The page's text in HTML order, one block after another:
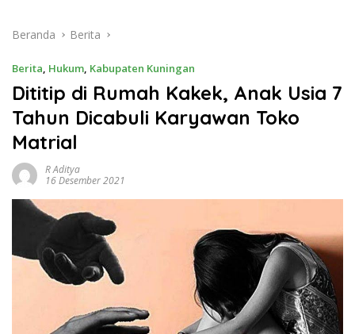
Beranda Berita
Berita, Hukum, Kabupaten Kuningan
Dititip di Rumah Kakek, Anak Usia 7
Tahun Dicabuli Karyawan Toko
Matrial
R Aditya
16 Desember 2021